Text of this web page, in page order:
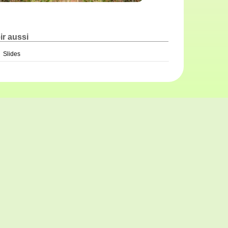
aussi
Slides